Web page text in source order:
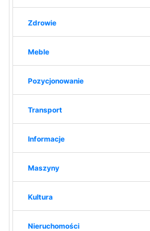
Zdrowie
Meble
Pozycjonowanie
Transport
Informacje
Maszyny
Kultura
Nieruchomości